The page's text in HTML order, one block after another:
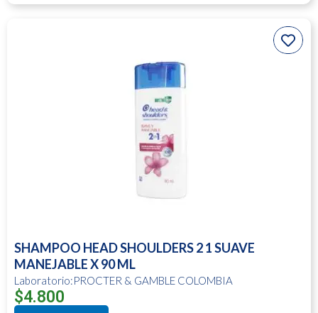
SHAMPOO HEAD SHOULDERS 2 1 SUAVE
MANEJABLE X 90 ML
Laboratorio:PROCTER & GAMBLE COLOMBIA
$4.800